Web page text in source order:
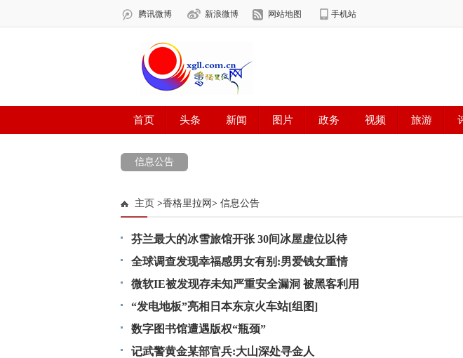
信息公告
主页 >香格里拉网 > 信息公告
芬兰最大的冰雪旅馆开张 30间冰屋虚位以待
全球调查发现幸福感男女有别:男爱钱女重情
微软IE被发现存未知严重安全漏洞 被黑客利用
“发电地板”亮相日本东京火车站[组图]
数字图书馆遭遇版权“瓶颈”
记武警黄金某部官兵:大山深处寻金人